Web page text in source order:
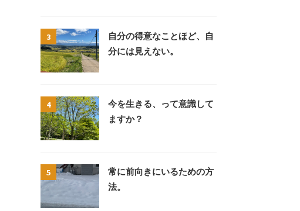
3
自分の得意なことほど、自
分には見えない。
4
今を生きる、って意識して
ますか？
5
常に前向きにいるための方
法。